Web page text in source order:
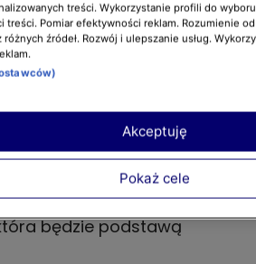
będziesz potrzebować 19
które po ułożeniu
metalowego pręta
i metalowych nakładek.
wyznacz środek i wywierć w
Pamiętaj, by wielkość
średnicy pręta, którego
choinki. Wywierć też
będzie podstawą
treści. Wykorzystanie profili do
treści. Pomiar efektywności reklam. Rozumienie
źródeł. Rozwój i ulepszanie usług.
Pokaż cele
Akceptuję